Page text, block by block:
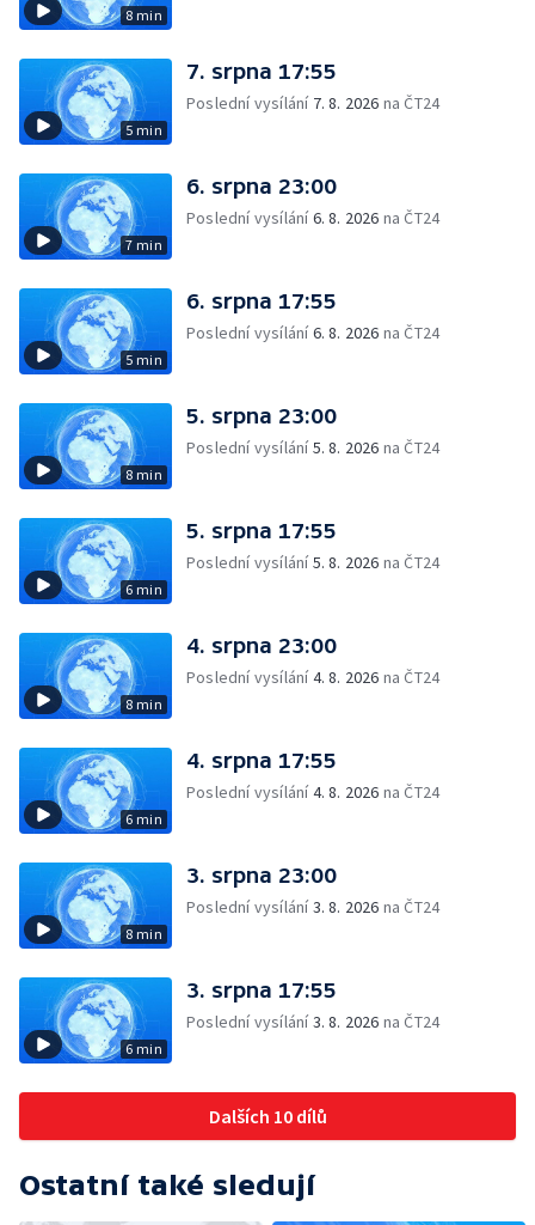
8 min
5 min
7. srpna 17:55
Poslední vysílání 7. 8. 2026 na ČT24
7 min
6. srpna 23:00
Poslední vysílání6. 8. 2026 na ČT24
5 min
6. srpna 17:55
Poslední vysílání6. 8. 2026 na ČT24
8 min
5. srpna 23:00
Poslední vysílání5. 8. 2026 na ČT24
6 min
5. srpna 17:55
Poslední vysílání5. 8. 2026 na ČT24
8 min
4. srpna 23:00
Poslední vysílání4. 8. 2026 na ČT24
6 min
4. srpna 17:55
Poslední vysílání4. 8. 2026 na ČT24
8 min
3. srpna 23:00
Poslední vysílání3. 8. 2026 na ČT24
6 min
3. srpna 17:55
Poslední vysílání3. 8. 2026 na ČT24
Dalších 10 dílů
Ostatní také sledují